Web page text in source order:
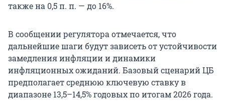
также на 0,5 п. п. — до 16%.
В сообщении регулятора отмечается, что
дальнейшие шаги будут зависеть от устойчивости
замедления инфляции и динамики
инфляционных ожиданий. Базовый сценарий ЦБ
предполагает среднюю ключевую ставку в
диапазоне 13,5–14,5% годовых по итогам 2026 года.